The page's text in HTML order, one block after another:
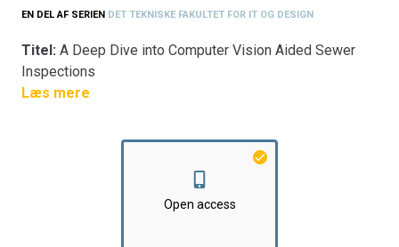
EN DEL AF SERIEN DET TEKNISKE FAKULTET FOR IT OG DESIGN
Titel: A Deep Dive into Computer Vision Aided Sewer
Inspections
Fakultet: Det Tekniske Fakultet for IT og Design
Institut for Arkitektur og Medieteknologi
Læs mere
Open access